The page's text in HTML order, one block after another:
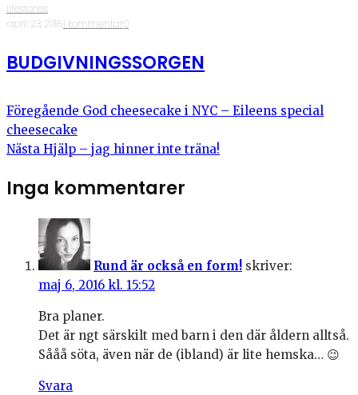
lifestories
·april 23, 2018·1 kommentar·0
BUDGIVNINGSSORGEN
Föregående God cheesecake i NYC – Eileens special
cheesecake
Nästa Hjälp – jag hinner inte träna!
Inga kommentarer
Rund är också en form! skriver:
maj 6, 2016 kl. 15:52
Bra planer.
Det är ngt särskilt med barn i den där åldern alltså.
Sååå söta, även när de (ibland) är lite hemska… 😉
Svara